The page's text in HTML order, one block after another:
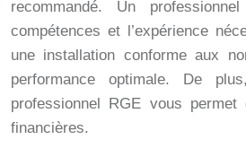
recommandé. Un
compétences et l’expérience
une installation conforme aux
performance optimale. De
professionnel RGE vous permet
financières.